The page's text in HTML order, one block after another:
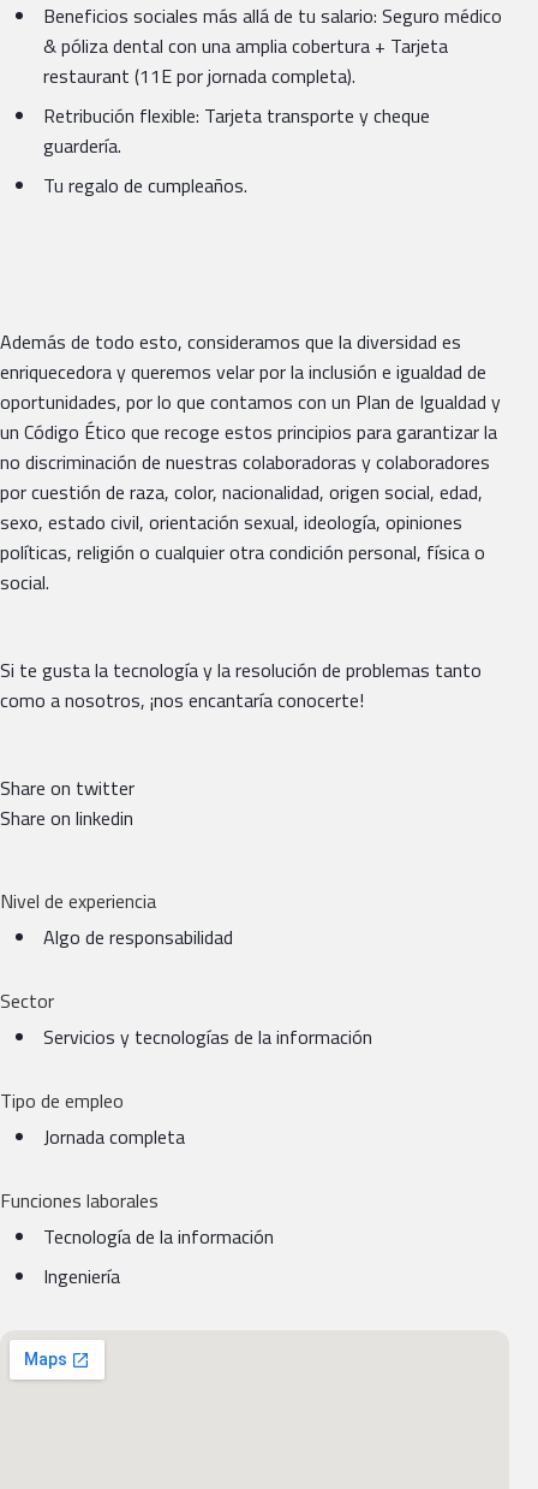
Beneficios sociales más allá de tu salario: Seguro médico
& póliza dental con una amplia cobertura + Tarjeta
restaurant (11E por jornada completa).
Retribución flexible: Tarjeta transporte y cheque
guardería.
Tu regalo de cumpleaños.
Además de todo esto, consideramos que la diversidad es
enriquecedora y queremos velar por la inclusión e igualdad de
oportunidades, por lo que contamos con un Plan de Igualdad y
un Código Ético que recoge estos principios para garantizar la
no discriminación de nuestras colaboradoras y colaboradores
por cuestión de raza, color, nacionalidad, origen social, edad,
sexo, estado civil, orientación sexual, ideología, opiniones
políticas, religión o cualquier otra condición personal, física o
social.
Si te gusta la tecnología y la resolución de problemas tanto
como a nosotros, ¡nos encantaría conocerte!
Share on twitter
Share on linkedin
Nivel de experiencia
Algo de responsabilidad
Sector
Servicios y tecnologías de la información
Tipo de empleo
Jornada completa
Funciones laborales
Tecnología de la información
Ingeniería